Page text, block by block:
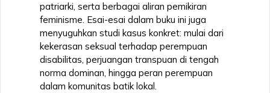
patriarki, serta berbagai aliran pemikiran
feminisme. Esai-esai dalam buku ini juga
menyuguhkan studi kasus konkret: mulai dari
kekerasan seksual terhadap perempuan
disabilitas, perjuangan transpuan di tengah
norma dominan, hingga peran perempuan
dalam komunitas batik lokal.